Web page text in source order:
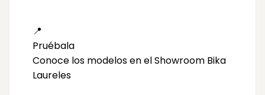
📍
Pruébala
Conoce los modelos en el Showroom Bika
Laureles